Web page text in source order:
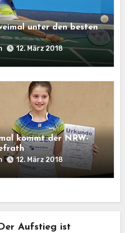
unter den besten
12. März 2018
kommt der NRW-
12. März 2018
Aufstieg ist